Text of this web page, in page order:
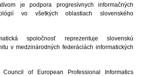
je podpora progresívnych informačných
vo všetkých oblastiach slovenského
spoločnosť reprezentuje slovenskú
v medzinárodných federáciách informatických
Council of European Professional Informatics